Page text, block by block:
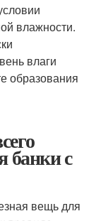
влажности.
влаги
образования
банки с
вещь для